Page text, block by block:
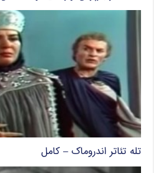
تله تئاتر اندروماک – کامل